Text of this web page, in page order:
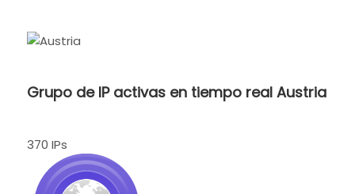
Grupo de IP activas en tiempo real Austria
370 IPs